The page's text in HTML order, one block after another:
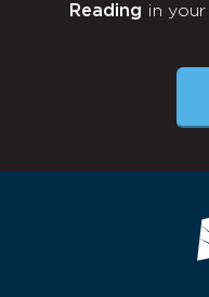
Newsletter
Reading in